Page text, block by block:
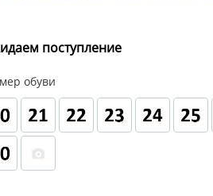
поступление
обуви